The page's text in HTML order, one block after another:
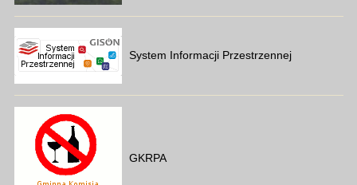
System Informacji Przestrzennej
GKRPA